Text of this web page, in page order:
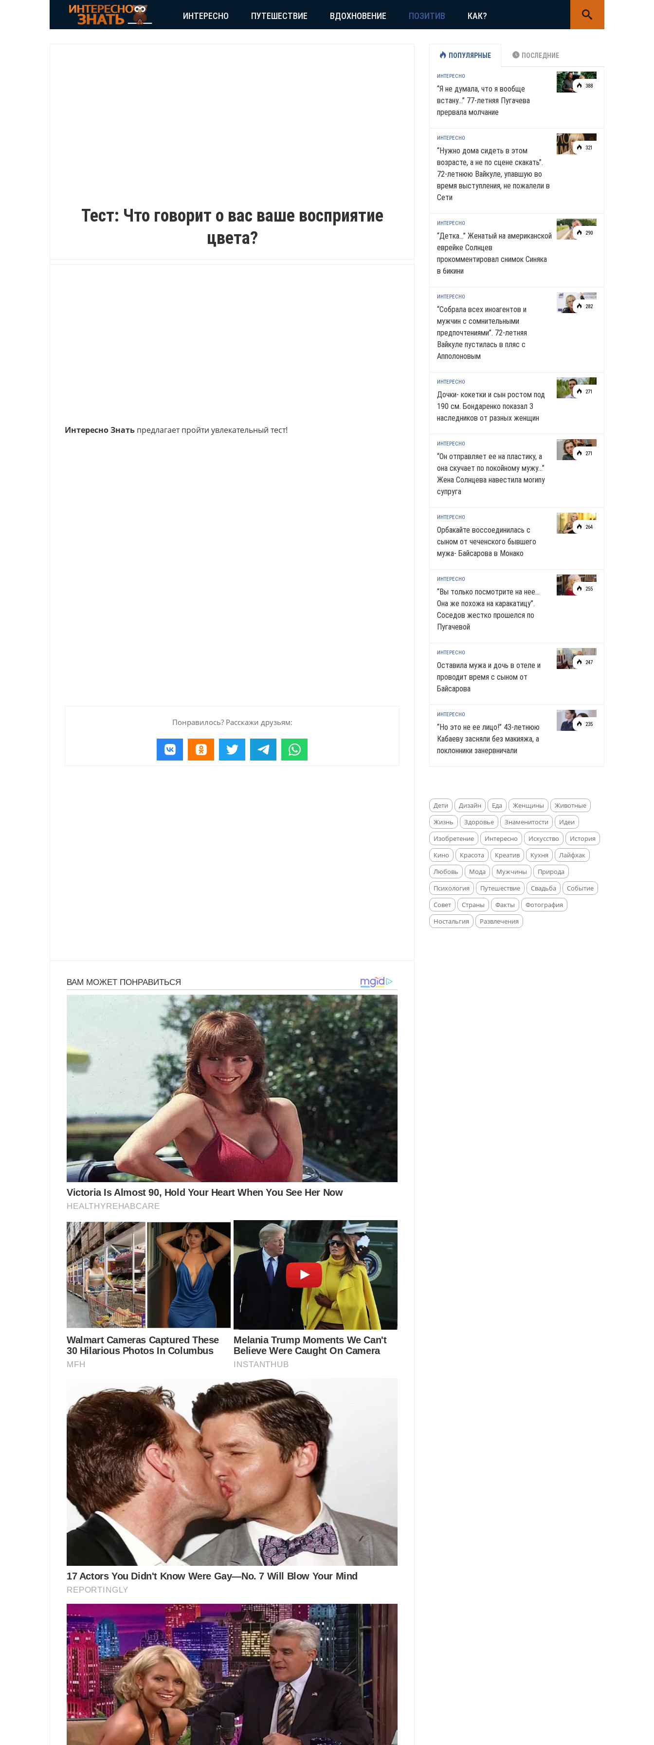
ИНТЕРЕСНО ПУТЕШЕСТВИЕ ВДОХНОВЕНИЕ ПОЗИТИВ КАК?
Тест: Что говорит о вас ваше восприятие
цвета?
Интересно Знать предлагает пройти увлекательный тест!
Понравилось? Расскажи друзьям:
ПОПУЛЯРНЫЕ ПОСЛЕДНИЕ
388
ИНТЕРЕСНО
“Я не думала, что я вообще
встану…” 77-летняя Пугачева
прервала молчание
321
ИНТЕРЕСНО
“Нужно дома сидеть в этом
возрасте, а не по сцене скакать”.
72-летнюю Вайкуле, упавшую во
время выступления, не пожалели в
Сети
290
ИНТЕРЕСНО
“Детка…” Женатый на американской
еврейке Солнцев
прокомментировал снимок Синяка
в 6икини
282
ИНТЕРЕСНО
“Собрала всех иноагентов и
мужчин с сомнительными
предпочтениями”. 72-летняя
Вайкуле пустилась в пляс с
Апполоновым
271
ИНТЕРЕСНО
Дочки- кокетки и сын ростом под
190 см. Бондаренко показал 3
наследников от разных женщин
271
ИНТЕРЕСНО
“Он отправляет ее на пластику, а
она скучает по noкoйномy мужу…”
Жена Солнцева навестила моrиnу
супруга
264
ИНТЕРЕСНО
Орбакайте воссоединилась с
сыном от чеченского бывшего
мужа- Байсарова в Монако
255
ИНТЕРЕСНО
“Вы только посмотрите на нее…
Она же похожа на каракатицу”.
Соседов жестко прошелся по
Пугачевой
247
ИНТЕРЕСНО
Оставила мужа и дочь в отеле и
проводит время с сыном от
Байсарова
235
ИНТЕРЕСНО
“Но это не ее лицо!” 43-летнюю
Кабаеву засняли без макияжа, а
поклонники занервничали
Дети Дизайн Еда Женщины
Животные
Жизнь
Здоровье Знаменитости
Идеи
Изобретение
Интересно Искусство
История
Кино
Красота Креатив Кухня
Лайфхак
Любовь
Мода Мужчины
Природа
Психология
Путешествие Свадьба
Событие
Совет
Страны Факты
Фотография
Ностальгия
Развлечения